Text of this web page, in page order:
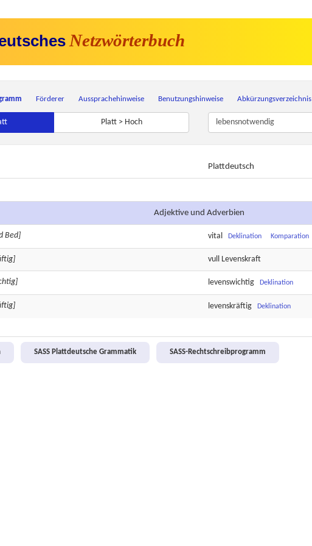
Netzwörterbuch
Förderer Aussprachehinweise Benutzungshinweise Abkürzungsverzeichnis
Platt > Hoch
Plattdeutsch
Adjektive und Adverbien
Bed] vital Deklination Komparation
vull Levenskraft
levenswichtig Deklination
levenskräftig Deklination
SASS Plattdeutsche Grammatik
SASS-Rechtschreibprogramm